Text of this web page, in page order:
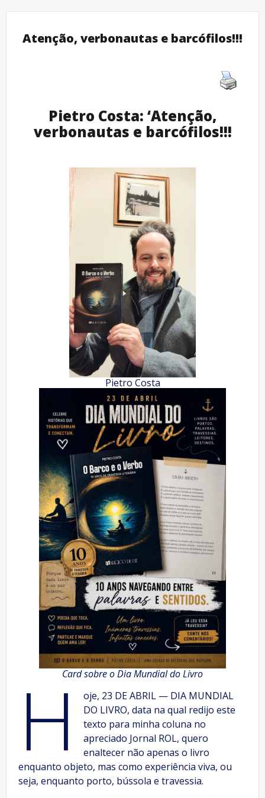
Atenção, verbonautas e barcófilos!!!
Pietro Costa: ‘Atenção,
verbonautas e barcófilos!!!
Pietro Costa
Card sobre o Dia Mundial do Livro
H
oje, 23 DE ABRIL — DIA MUNDIAL
DO LIVRO, data na qual redijo este
texto para minha coluna no
apreciado Jornal ROL, quero
enaltecer não apenas o livro
enquanto objeto, mas como experiência viva, ou
seja, enquanto porto, bússola e travessia.